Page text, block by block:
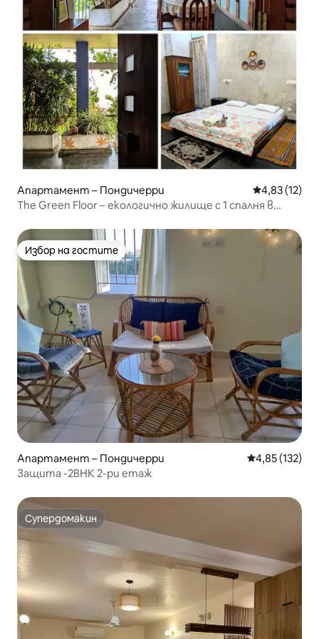
Апартамент – Пондичерри Средна
4,83 (12)
The Green Floor – екологично жилище с 1 спалня в
Избор на гостите
Избор на гостите
Апартамент – Пондичерри Средна
4,85 (132)
Защита -2BHK 2-ри етаж
Супердомакин
Супердомакин